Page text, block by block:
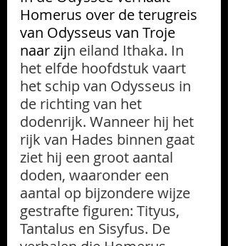
Homerus over de terugreis
van Odysseus van Troje
naar zijn eiland Ithaka. In
het elfde hoofdstuk vaart
het schip van Odysseus in
de richting van het
dodenrijk. Wanneer hij het
rijk van Hades binnen gaat
ziet hij een groot aantal
doden, waaronder een
aantal op bijzondere wijze
gestrafte figuren: Tityus,
Tantalus en Sisyfus. De